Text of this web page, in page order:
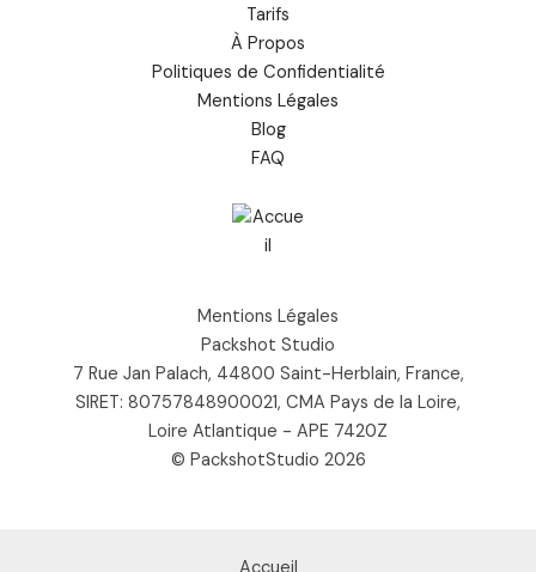
Tarifs
À Propos
Politiques de Confidentialité
Mentions Légales
Blog
FAQ
Mentions Légales
Packshot Studio
7 Rue Jan Palach, 44800 Saint-Herblain, France,
SIRET: 80757848900021, CMA Pays de la Loire,
Loire Atlantique - APE 7420Z
© PackshotStudio 2026